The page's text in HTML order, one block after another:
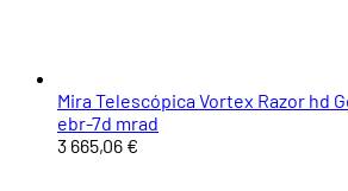
Mira Telescópica Vortex Razor hd
ebr-7d mrad
3 665,06 €